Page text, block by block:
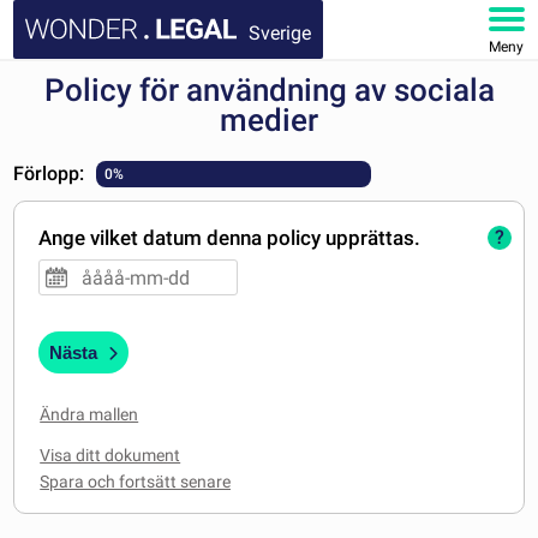
Sverige
Meny
STARTSIDA
MITT KONTO
Policy för användning av sociala
medier
Förlopp: 0%
Ange vilket datum denna policy upprättas. ?
Nästa
Ändra mallen
Visa ditt dokument